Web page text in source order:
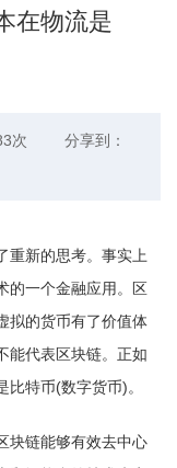
在物流是
次
分享到：
重新的思考。事实上
的一个金融应用。区
拟的货币有了价值体
能代表区块链。正如
特币(数字货币)。
链能够有效去中心